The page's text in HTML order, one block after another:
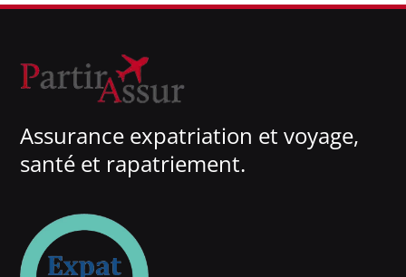
Assurance expatriation et voyage,
santé et rapatriement.